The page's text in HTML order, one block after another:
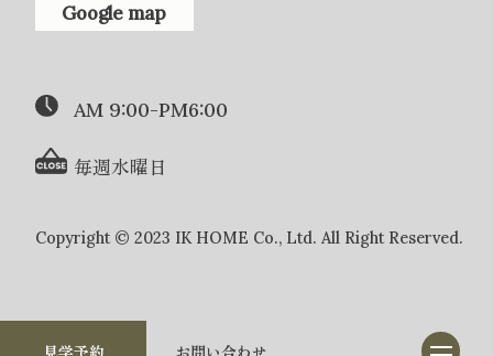
見学予約 お問い合わせ
Google map
AM 9:00-PM6:00
毎週水曜日
Copyright © 2023 IK HOME Co., Ltd. All Right Reserved.